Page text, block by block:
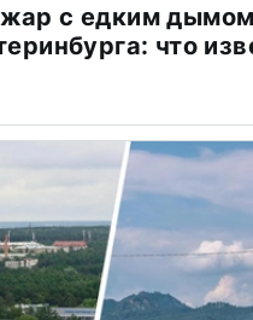
с едким
что